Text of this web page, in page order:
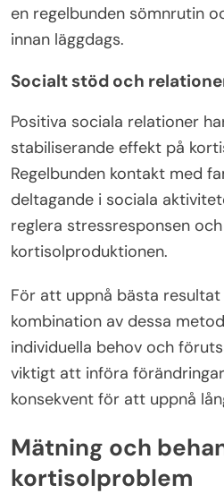
en regelbunden sömnrutin
innan läggdags.
Socialt stöd och
Positiva sociala relationer
stabiliserande effekt på
Regelbunden kontakt med
deltagande i sociala
reglera stressresponsen
kortisolproduktionen.
För att uppnå bästa
kombination av dessa
individuella behov och
viktigt att införa
konsekvent för att uppnå
Mätning och
kortisolproblem